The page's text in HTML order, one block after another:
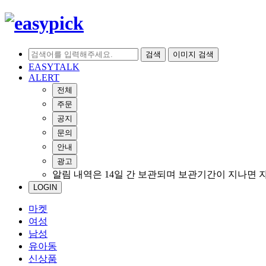
검색 이미지 검색
EASYTALK
ALERT
전체
주문
공지
문의
안내
광고
알림 내역은 14일 간 보관되며 보관기간이 지나면
LOGIN
마켓
여성
남성
유아동
신상품